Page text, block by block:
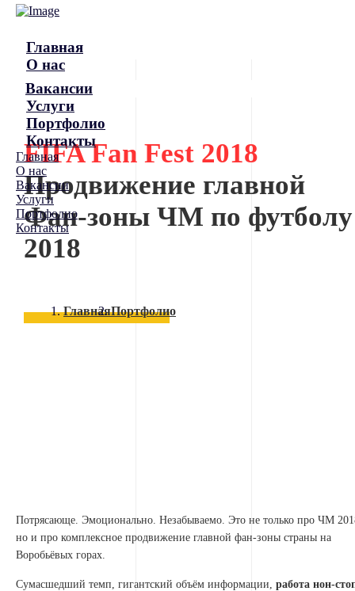
Главная
О нас
Вакансии
Услуги
Портфолио
Контакты
Главная
О нас
Вакансии
Услуги
Портфолио
Контакты
FIFA Fan Fest 2018
Продвижение главной
Фан-зоны ЧМ по футболу
2018
ГлавнаяПортфолио
Потрясающе. Эмоционально. Незабываемо. Это не только про ЧМ
но и про комплексное продвижение главной фан-зоны страны на
Воробьёвых горах.
Сумасшедший темп, гигантский объём информации, работа нон-